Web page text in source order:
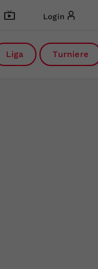
Login
Liga Turniere